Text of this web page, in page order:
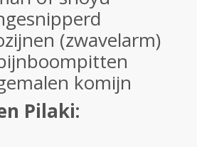
(zwavelarm)
komijn
Pilaki: